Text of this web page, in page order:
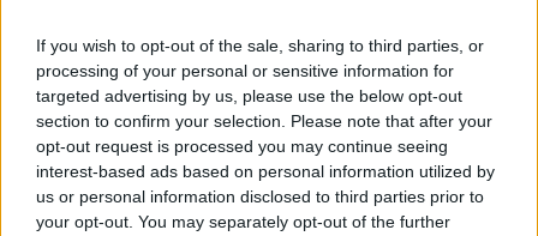
If you wish to opt-out of the sale, sharing to third parties, or
processing of your personal or sensitive information for
targeted advertising by us, please use the below opt-out
section to confirm your selection. Please note that after your
opt-out request is processed you may continue seeing
interest-based ads based on personal information utilized by
us or personal information disclosed to third parties prior to
your opt-out. You may separately opt-out of the further
scene tratte daiPromessi sposidiAlessandro
Manzonie daRomeo e GiuliettadiWilliam
Shakespeare. Un vero e proprio tesoro per gli
amanti della letteratura e della storia.